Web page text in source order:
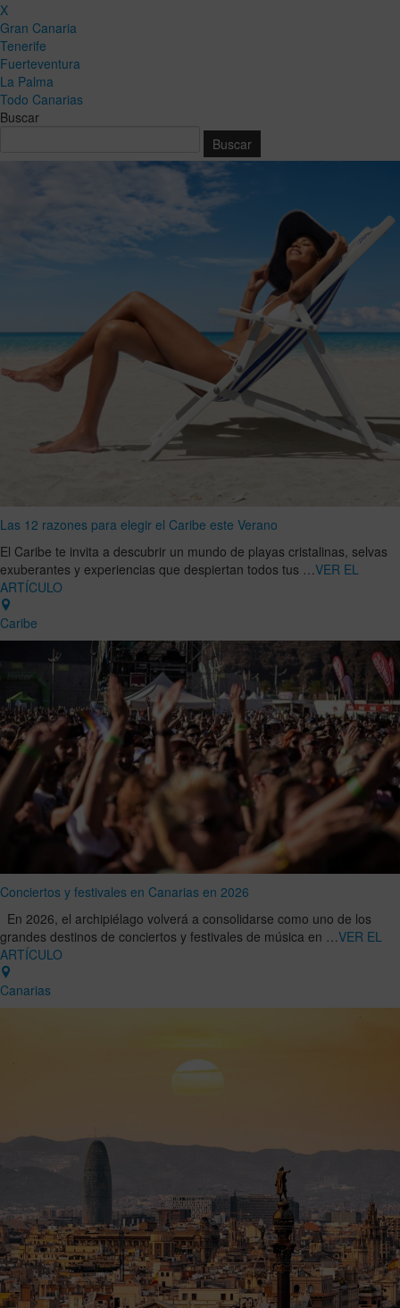
X
Gran Canaria
Tenerife
Fuerteventura
La Palma
Todo Canarias
Buscar
Las 12 razones para elegir el Caribe este Verano
El Caribe te invita a descubrir un mundo de playas cristalinas, selvas
exuberantes y experiencias que despiertan todos tus …VER EL
ARTÍCULO
Caribe
Conciertos y festivales en Canarias en 2026
En 2026, el archipiélago volverá a consolidarse como uno de los
grandes destinos de conciertos y festivales de música en …VER EL
ARTÍCULO
Canarias